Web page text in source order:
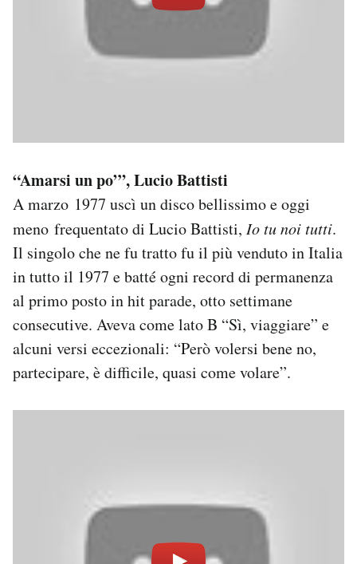
“Amarsi un po’”, Lucio Battisti
A marzo 1977 uscì un disco bellissimo e oggi
meno frequentato di Lucio Battisti, Io tu noi tutti.
Il singolo che ne fu tratto fu il più venduto in Italia
in tutto il 1977 e batté ogni record di permanenza
al primo posto in hit parade, otto settimane
consecutive. Aveva come lato B “Sì, viaggiare” e
alcuni versi eccezionali: “Però volersi bene no,
partecipare, è difficile, quasi come volare”.